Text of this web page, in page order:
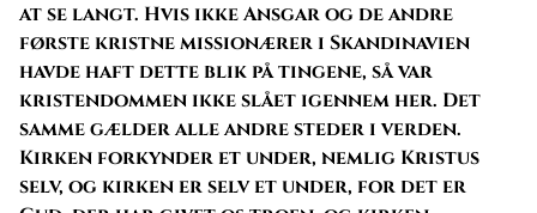
at se langt. Hvis ikke Ansgar og de andre
første kristne missionærer i Skandinavien
havde haft dette blik på tingene, så var
kristendommen ikke slået igennem her. Det
samme gælder alle andre steder i verden.
Kirken forkynder et under, nemlig Kristus
selv, og kirken er selv et under, for det er